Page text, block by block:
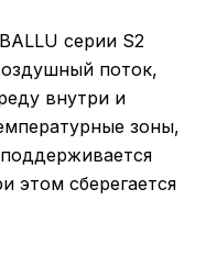
серии S2
поток,
внутри и
зоны,
этом сберегается